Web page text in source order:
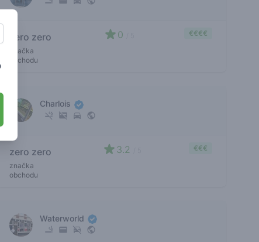
zero zero
značka
obchodu
0 €€€€
Charlois
zero zero
značka
obchodu
3.2 €€€
Waterworld